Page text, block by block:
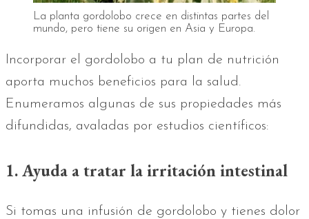
La planta gordolobo crece en distintas partes del
mundo, pero tiene su origen en Asia y Europa.
Incorporar el gordolobo a tu plan de nutrición
aporta muchos beneficios para la salud.
Enumeramos algunas de sus propiedades más
difundidas, avaladas por estudios científicos:
1. Ayuda a tratar la irritación intestinal
Si tomas una infusión de gordolobo y tienes dolor